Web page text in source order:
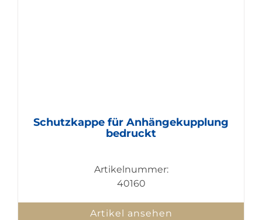
Schutzkappe für Anhängekupplung
bedruckt
Artikelnummer:
40160
Artikel ansehen